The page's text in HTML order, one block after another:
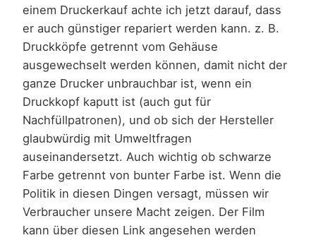
einem Druckerkauf achte ich jetzt darauf, dass
er auch günstiger repariert werden kann. z. B.
Druckköpfe getrennt vom Gehäuse
ausgewechselt werden können, damit nicht der
ganze Drucker unbrauchbar ist, wenn ein
Druckkopf kaputt ist (auch gut für
Nachfüllpatronen), und ob sich der Hersteller
glaubwürdig mit Umweltfragen
auseinandersetzt. Auch wichtig ob schwarze
Farbe getrennt von bunter Farbe ist. Wenn die
Politik in diesen Dingen versagt, müssen wir
Verbraucher unsere Macht zeigen. Der Film
kann über diesen Link angesehen werden